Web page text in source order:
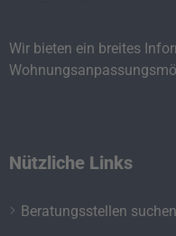
Wir bieten ein breites
Nützliche Links
Beratungsstellen suchen